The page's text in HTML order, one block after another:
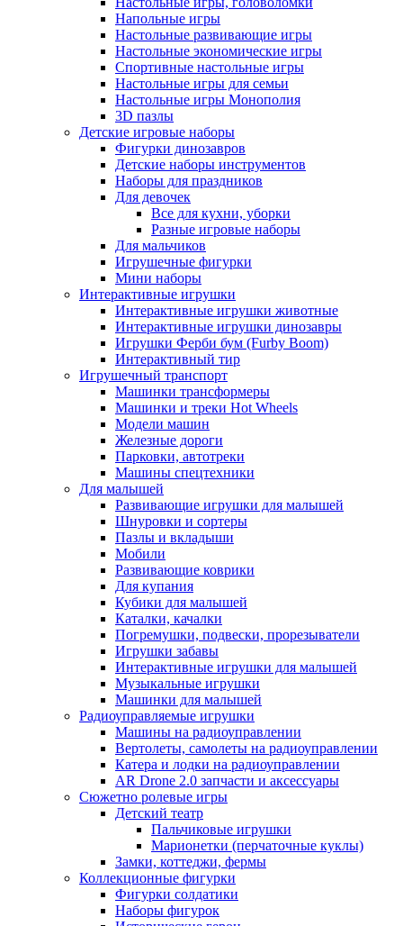
Напольные игры
Настольные развивающие игры
Настольные экономические игры
Спортивные настольные игры
Настольные игры для семьи
Настольные игры Монополия
3D пазлы
Детские игровые наборы
Фигурки динозавров
Детские наборы инструментов
Наборы для праздников
Для девочек
Все для кухни, уборки
Разные игровые наборы
Для мальчиков
Игрушечные фигурки
Мини наборы
Интерактивные игрушки
Интерактивные игрушки животные
Интерактивные игрушки динозавры
Игрушки Ферби бум (Furby Boom)
Интерактивный тир
Игрушечный транспорт
Машинки трансформеры
Машинки и треки Hot Wheels
Модели машин
Железные дороги
Парковки, автотреки
Машины спецтехники
Для малышей
Развивающие игрушки для малышей
Шнуровки и сортеры
Пазлы и вкладыши
Мобили
Развивающие коврики
Для купания
Кубики для малышей
Каталки, качалки
Погремушки, подвески, прорезыватели
Игрушки забавы
Интерактивные игрушки для малышей
Музыкальные игрушки
Машинки для малышей
Радиоуправляемые игрушки
Машины на радиоуправлении
Вертолеты, самолеты на радиоуправлении
Катера и лодки на радиоуправлении
AR Drone 2.0 запчасти и аксессуары
Сюжетно ролевые игры
Детский театр
Пальчиковые игрушки
Марионетки (перчаточные куклы)
Замки, коттеджи, фермы
Коллекционные фигурки
Фигурки солдатики
Наборы фигурок